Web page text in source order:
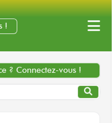
!
? Connectez-vous !